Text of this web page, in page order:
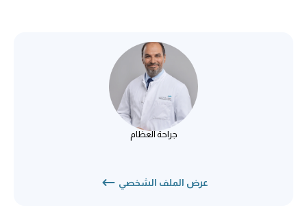
د. إسلام درويش
جراحة العظام
جراحة العظام
عرض الملف الشخصي